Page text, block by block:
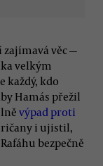
zajímavá věc —
velkým
každý, kdo
Hamás přežil
výpad proti
i ujistil,
bezpečně